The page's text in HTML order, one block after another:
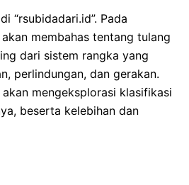
“rsubidadari.id”. Pada
membahas tentang tulang
dari sistem rangka yang
perlindungan, dan gerakan.
mengeksplorasi klasifikasi
beserta kelebihan dan